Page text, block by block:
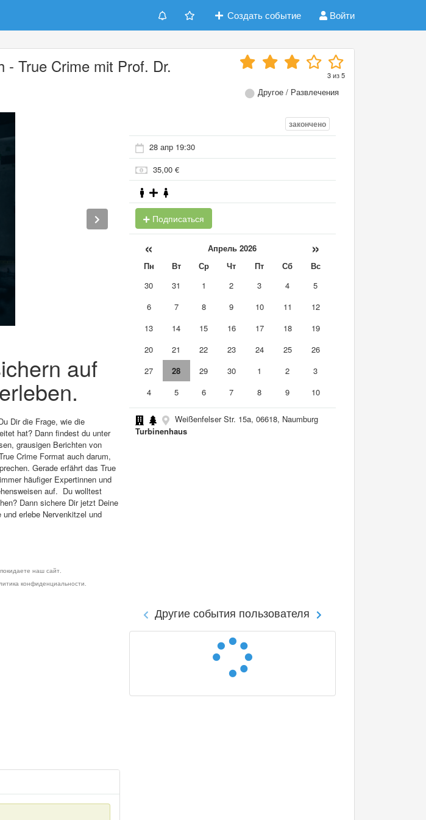
Создать событие Войти
- True Crime mit Prof. Dr. 3из5
Другое / Развлечения
auf
Dir die Frage, wie die
hat? Dann findest du unter
grausigen Berichten von
Crime Format auch darum,
Gerade erfährt das True
häufiger Expertinnen und
auf. Du wolltest
Dann sichere Dir jetzt Deine
erlebe Nervenkitzel und
наш сайт.
конфиденциальности.
закончено
28 апр 19:30
35,00 €
Подписаться
« Апрель 2026 »
Пн Вт Ср Чт Пт Сб
Вс
30
31 1 2 3 4
5
6
7 8 9 10 11
12
13
14 15 16 17 18
19
20
21 22 23 24 25
26
27
28 29 30 1 2
3
4
5 6 7 8 9 10
Weißenfelser Str. 15a, 06618, Naumburg
Turbinenhaus
Другие события пользователя